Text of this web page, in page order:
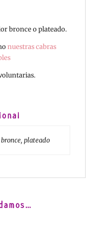
bronce o plateado.
nuestras cabras
bronce, plateado